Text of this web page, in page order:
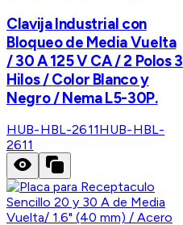
Clavija Industrial con
Bloqueo de Media Vuelta
/ 30 A 125 V CA / 2 Polos 3
Hilos / Color Blanco y
Negro / Nema L5-30P.
HUB-HBL-2611HUB-HBL-
2611